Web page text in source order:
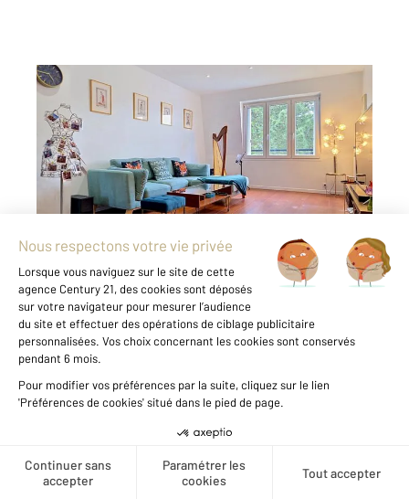
Créer une alerte
COMPIEGNE 60
62,76 m2
, 3 pièces
Ref : 18027
Appartement F3 à louer
930 €
par mois charges comprises
Voici à la location cet appartement de 3 pièces
situé au 3ème et dernier étage d'une
résidence entretenue au cœur d'un quartier
recherché de Compiègne. Entrée sur le
indépendante aménagée et équipée, avec ...
Voir le détail du bien